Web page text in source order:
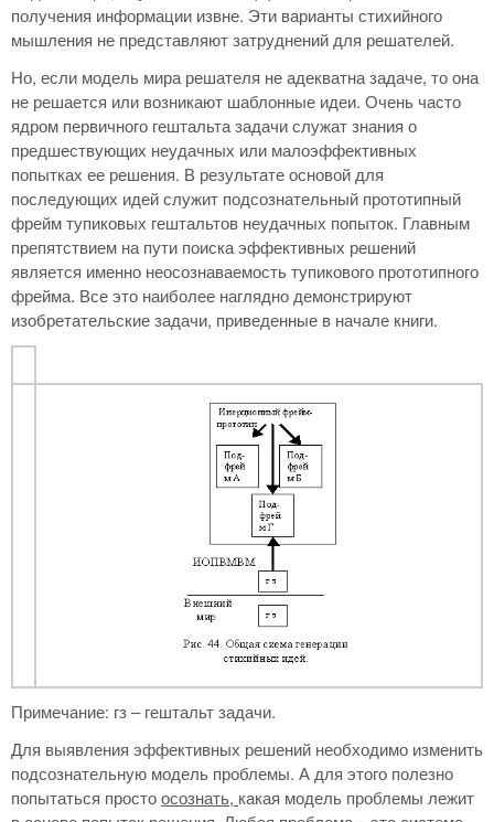
получения информации извне. Эти варианты стихийного
мышления не представляют затруднений для решателей.
Но, если модель мира решателя не адекватна задаче, то она
не решается или возникают шаблонные идеи. Очень часто
ядром первичного гештальта задачи служат знания о
предшествующих неудачных или малоэффективных
попытках ее решения. В результате основой для
последующих идей служит подсознательный прототипный
фрейм тупиковых гештальтов неудачных попыток. Главным
препятствием на пути поиска эффективных решений
является именно неосознаваемость тупикового прототипного
фрейма. Все это наиболее наглядно демонстрируют
изобретательские задачи, приведенные в начале книги.
Примечание: гз – гештальт задачи.
Для выявления эффективных решений необходимо изменить
подсознательную модель проблемы. А для этого полезно
попытаться простоосознать, какая модель проблемы лежит